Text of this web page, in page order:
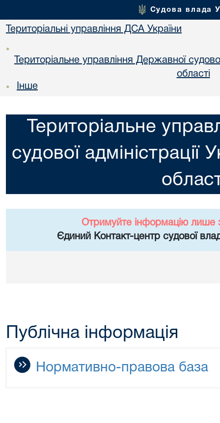
Судова влада
Територіальні управління ДСА України
•
Територіальне управління Державної
областi
• Інше
Територіальне
судової адміністрації
Отримуйте інформацію лише
Єдиний Контакт-центр судової
Публічна інформація
Нормативно-правова база